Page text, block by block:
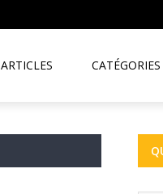
ARTICLES CATÉGORIES